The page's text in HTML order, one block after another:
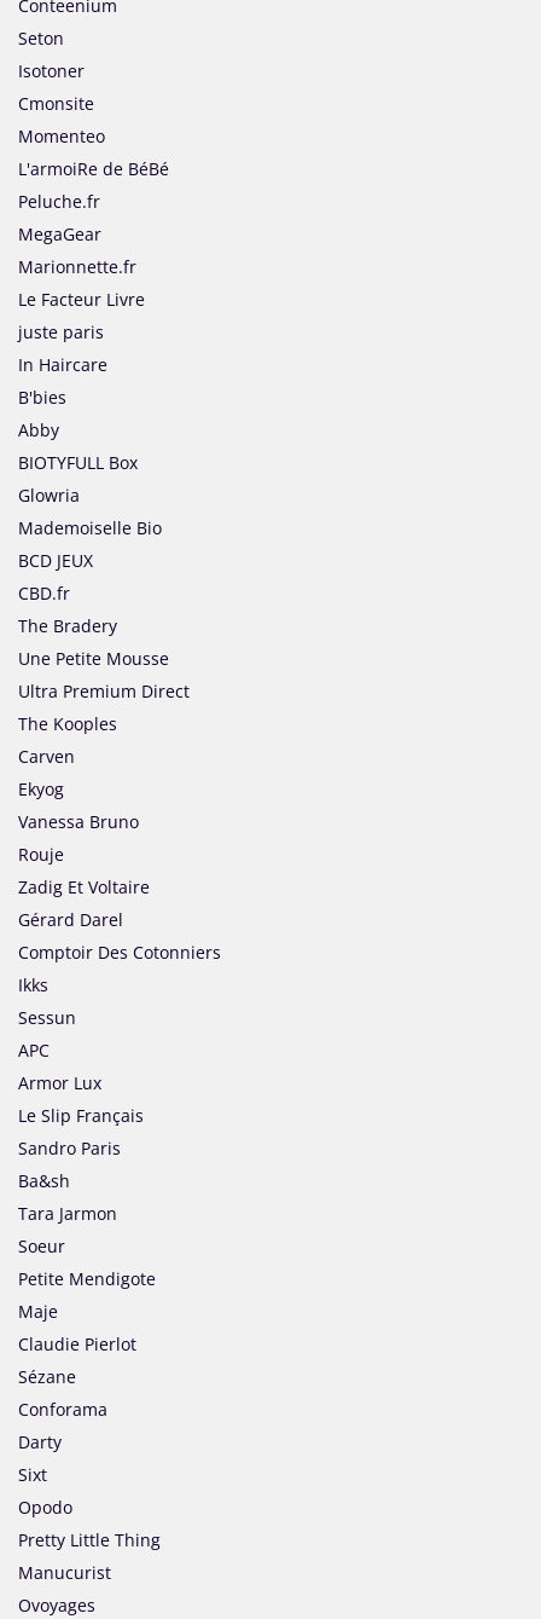
Conteenium
Seton
Isotoner
Cmonsite
Momenteo
L'armoiRe de BéBé
Peluche.fr
MegaGear
Marionnette.fr
Le Facteur Livre
juste paris
In Haircare
B'bies
Abby
BIOTYFULL Box
Glowria
Mademoiselle Bio
BCD JEUX
CBD.fr
The Bradery
Une Petite Mousse
Ultra Premium Direct
The Kooples
Carven
Ekyog
Vanessa Bruno
Rouje
Zadig Et Voltaire
Gérard Darel
Comptoir Des Cotonniers
Ikks
Sessun
APC
Armor Lux
Le Slip Français
Sandro Paris
Ba&sh
Tara Jarmon
Soeur
Petite Mendigote
Maje
Claudie Pierlot
Sézane
Conforama
Darty
Sixt
Opodo
Pretty Little Thing
Manucurist
Ovoyages